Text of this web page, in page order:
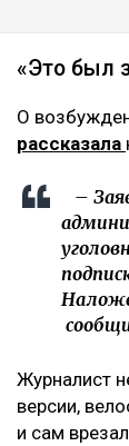
«Это был
О
рассказала
–
Журналист
версии,
и сам